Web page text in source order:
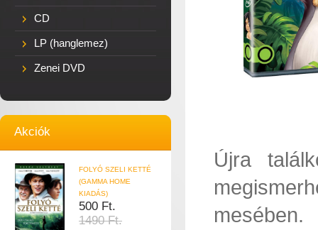
CD
LP (hanglemez)
Zenei DVD
Akciók
FOLYÓ SZELI KETTÉ
(GAMMA HOME
KIADÁS)
500 Ft.
1490 Ft.
Újra